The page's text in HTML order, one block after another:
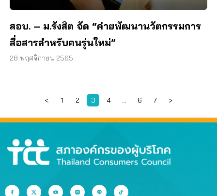
สอบ. – ม.รังสิต จัด “ค่ายพัฒนานวัตกรรมการ
สื่อสารสำหรับคนรุ่นใหม่”
28 พฤศจิกายน 2565
< 1 2 3 4 … 6 7 >